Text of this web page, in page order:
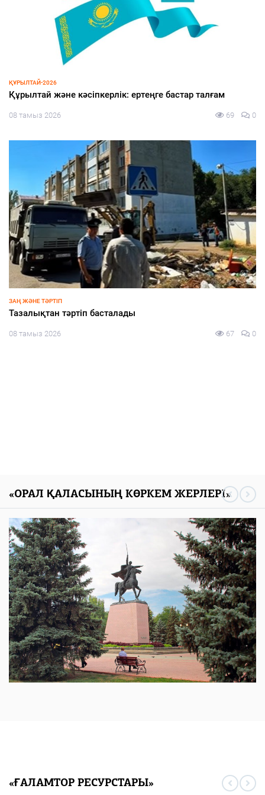
ЭКОНОМИКА
Жеңілдетілген несиеге жол ашылды
08 тамыз 2026 70 0
ЗАҢ ЖӘНЕ ТӘРТІП
Тәртіп пен талап тоғысқан алаң
08 тамыз 2026 70 0
«ОРАЛ ҚАЛАСЫНЫҢ КӨРКЕМ ЖЕРЛЕРІ»
«ҒАЛАМТОР РЕСУРСТАРЫ»